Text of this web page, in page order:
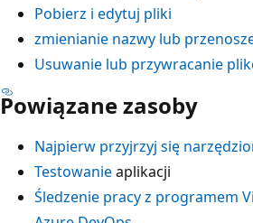
Pobierz i edytuj pliki
zmienianie nazwy lub
Usuwanie lub przywracanie
Powiązane zasoby
Najpierw przyjrzyj się
Testowanieaplikacji
Śledzenie pracy z programem